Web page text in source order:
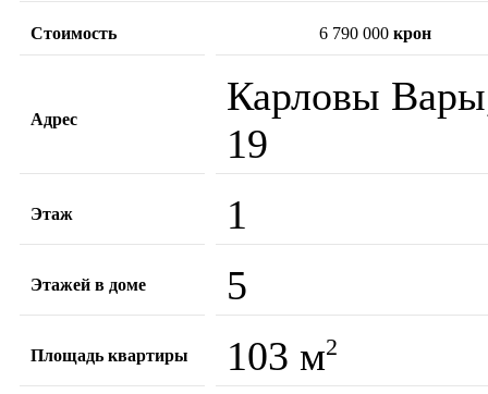
Стоимость 6 790 000 крон
Адрес
Карловы
19
Этаж 1
Этажей в доме 5
Площадь квартиры 103 м2